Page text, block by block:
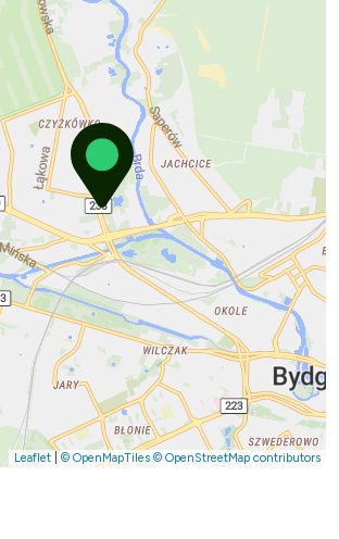
Leaflet |© OpenMapTiles © OpenStreetMap contributors